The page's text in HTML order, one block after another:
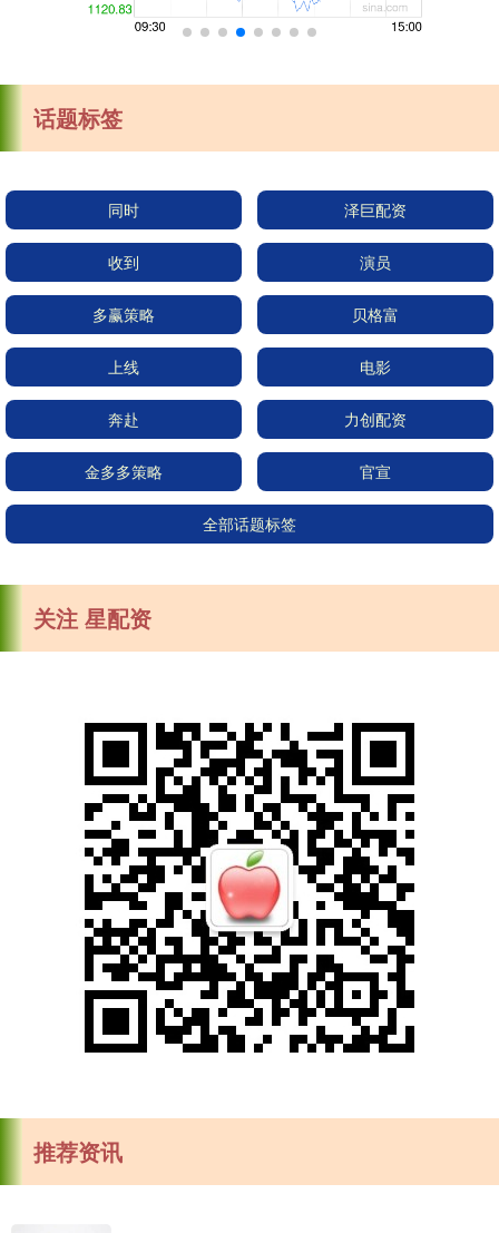
话题标签
同时 泽巨配资
收到 演员
多赢策略 贝格富
上线 电影
奔赴 力创配资
金多多策略 官宣
全部话题标签
关注 星配资
推荐资讯